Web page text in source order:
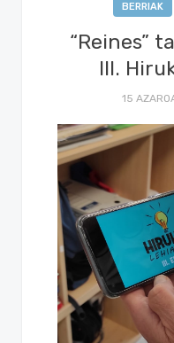
BERRIAK
“Reines”
III.
15